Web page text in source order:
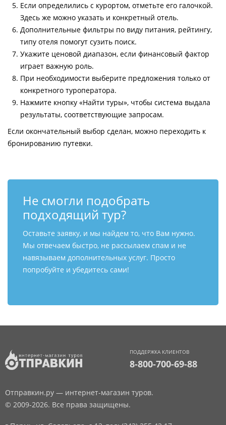
Если определились с курортом, отметьте его галочкой.
Здесь же можно указать и конкретный отель.
Дополнительные фильтры по виду питания, рейтингу,
типу отеля помогут сузить поиск.
Укажите ценовой диапазон, если финансовый фактор
играет важную роль.
При необходимости выберите предложения только от
конкретного туроператора.
Нажмите кнопку «Найти туры», чтобы система выдала
результаты, соответствующие запросам.
Если окончательный выбор сделан, можно переходить к
бронированию путевки.
Не смогли подобрать
подходящий тур?
Оставьте заявку, и мы найдем то, что Вам нужно.
Мы отвечаем быстро, не рассылаем спам и не
навязываем дополнительных услуг. Просто
попробуйте и убедитесь сами!
ПОДДЕРЖКА КЛИЕНТОВ
8-800-700-69-88
Отправкин.ру — интернет-магазин туров.
© 2009-2026. Все права защищены.